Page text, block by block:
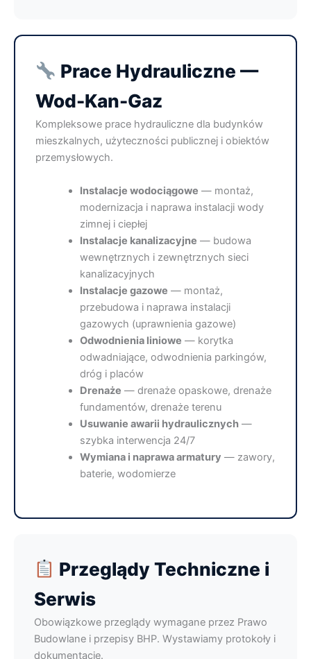
Prace Hydrauliczne —
Wod-Kan-Gaz
Kompleksowe prace hydrauliczne dla budynków
mieszkalnych, użyteczności publicznej i obiektów
przemysłowych.
Instalacje wodociągowe — montaż,
modernizacja i naprawa instalacji wody
zimnej i ciepłej
Instalacje kanalizacyjne — budowa
wewnętrznych i zewnętrznych sieci
kanalizacyjnych
Instalacje gazowe — montaż,
przebudowa i naprawa instalacji
gazowych (uprawnienia gazowe)
Odwodnienia liniowe — korytka
odwadniające, odwodnienia parkingów,
dróg i placów
Drenaże — drenaże opaskowe, drenaże
fundamentów, drenaże terenu
Usuwanie awarii hydraulicznych—
szybka interwencja 24/7
Wymiana i naprawa armatury — zawory,
baterie, wodomierze
Przeglądy Techniczne i
Serwis
Obowiązkowe przeglądy wymagane przez Prawo
Budowlane i przepisy BHP. Wystawiamy protokoły i
dokumentację.